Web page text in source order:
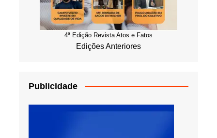
4ª Edição Revista Atos e Fatos
Edições Anteriores
Publicidade